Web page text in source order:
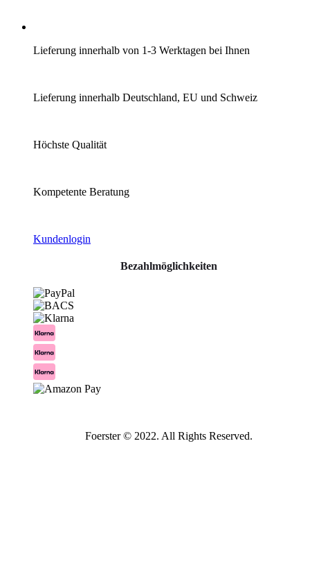
Lieferung innerhalb von 1-3 Werktagen bei Ihnen
Lieferung innerhalb Deutschland, EU und Schweiz
Höchste Qualität
Kompetente Beratung
Kundenlogin
Bezahlmöglichkeiten
Foerster © 2022. All Rights Reserved.